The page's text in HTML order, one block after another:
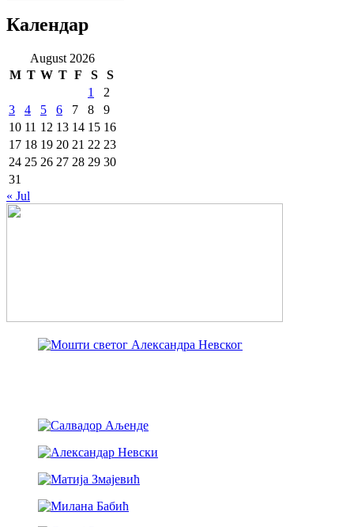
Календар
August 2026
M T W T F S
S
1
2
3
4 5 6 7 8
9
10 11 12 13 14 15 16
17 18 19 20 21 22 23
24 25 26 27 28 29 30
31
« Jul